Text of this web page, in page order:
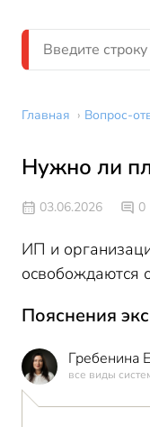
Главная › Вопрос-
Нужно ли
03.06.2026 0
ИП и
освобождаются
Пояснения
Гребенина
все виды